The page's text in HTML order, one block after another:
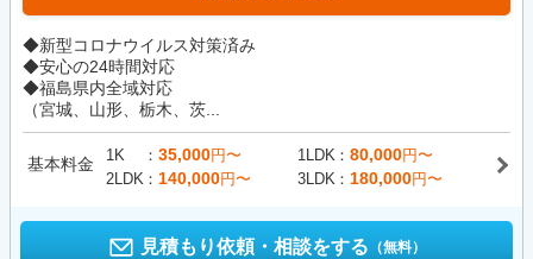
◆新型コロナウイルス対策済み
◆安心の24時間対応
◆福島県内全域対応
（宮城、山形、栃木、茨...
基本料金 1K 35,000円〜 1LDK 80,000円〜
2LDK
140,000円〜 3LDK 180,000円〜
見積もり依頼・相談をする （無料）